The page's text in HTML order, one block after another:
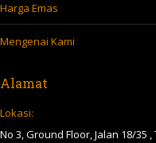
Harga Emas
Mengenai Kami
Alamat
Lokasi:
No 3, Ground Floor, Jalan 18/35